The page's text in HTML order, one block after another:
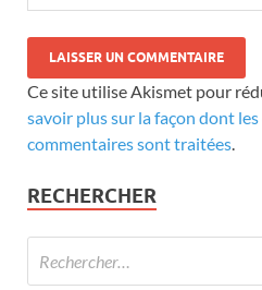
Ce site utilise Akismet pour
savoir plus sur la façon dont
commentaires sont traitées.
RECHERCHER